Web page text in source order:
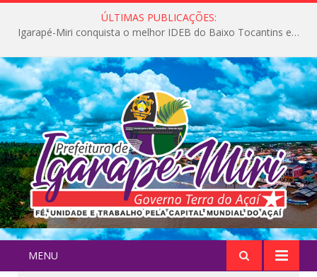
ÚLTIMAS PUBLICAÇÕES:
Igarapé-Miri conquista o melhor IDEB do Baixo Tocantins e avança na qualidade da educação pública
MENU